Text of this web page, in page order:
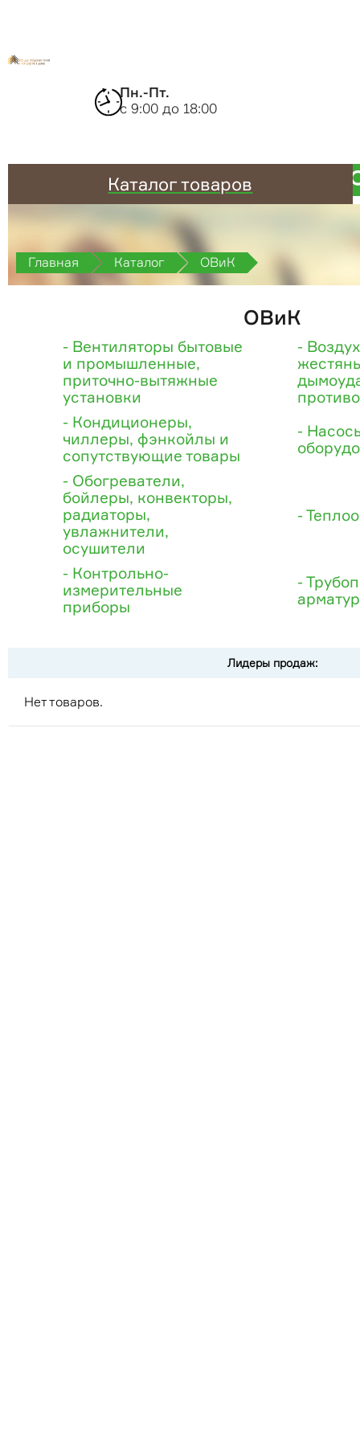
Пн.-Пт.
с 9:00 до 18:00
Каталог товаров
Главная Каталог ОВиК
ОВиК
- Вентиляторы бытовые
и промышленные,
приточно-вытяжные
установки
-
- Кондиционеры,
чиллеры, фэнкойлы и
сопутствующие товары
-
- Обогреватели,
бойлеры, конвекторы,
радиаторы,
увлажнители,
осушители
-
- Контрольно-
измерительные
приборы
-
Лидеры продаж:
Нет товаров.